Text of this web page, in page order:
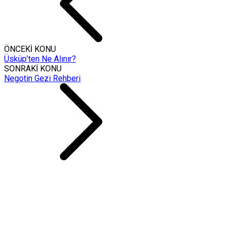
ÖNCEKİ KONU
Üsküp’ten Ne Alınır?
SONRAKİ KONU
Negotin Gezi Rehberi